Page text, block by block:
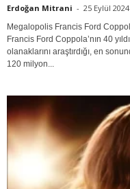
Erdoğan Mitrani - 25 Eylül 2024
Megalopolis Francis Ford
Francis Ford Coppola’nın 40
olanaklarını araştırdığı, en
120 milyon...